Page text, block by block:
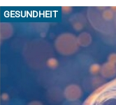
GESUNDHEIT